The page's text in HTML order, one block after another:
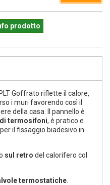
prodotto
Goffrato riflette il calore,
i muri favorendo così il
della casa. Il pannello è
termosifoni, è pratico e
il fissaggio biadesivo in
sul retro del calorifero col
termostatiche